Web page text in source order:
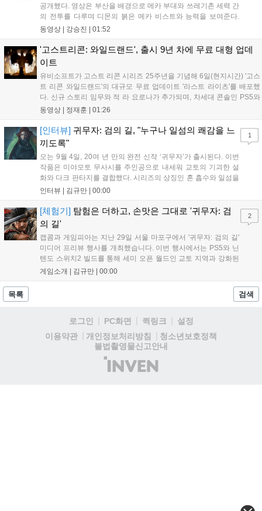
공개했다. 영상은 부산을 배경으로 메카 부대와 쓰레기촌 세력 간
의 전투를 다루며 디몬의 붉은 메카 비스트와 능력을 보여준다.
블리자드는 7일 게임플레이 영상 공개를 시작으로 10일 시즌4 트
시할 예정이다. 향후 메카 부대와 탈론의 대립이 본격화될 전망이
다....
동영상 | 강승진 01:52
'고스트리콘: 와일드랜드', 출시 9년 차에 무료 대형 업데
이트
유비소프트가 고스트 리콘 시리즈 25주년을 기념해 6일(현지시간) '고스
트 리콘 와일드랜드'의 대규모 무료 업데이트 '라스트 라이츠'를 배포했
다. 신규 스토리 임무와 적 라 요로나가 추가되며, 차세대 콘솔인 PS5와
Xbox Series X|S에서 4K 60FPS를 지원한다. 또한 편의성 개선과 함께
리를 제공한다....
동영상 | 정재훈 01:26
[인터뷰] 귀무자: 검의 길, "누구나 일섬의 쾌감을 느
끼도록"
오는 9월 4일, 20여 년 만의 완전 신작 ‘귀무자’가 출시된다. 이번
작품은 미야모토 무사시를 주인공으로 내세워 교토의 기괴한 설
화와 다크 판타지를 결합했다. 시리즈의 상징인 혼 흡수와 일섬을
계승하면서도, 현대적인 검극 액션과 '무너뜨리기 일섬'을 더해 전
택에 따른 사무라이 액션을 구현하고자 했으며, 실제 검술 전문가
의 모션 캡처를 통해 리얼리티를 극대화했다. 세계관을 새롭게 재
구성한 이번 신작은 기존 시리즈와 설정은 다르지만, 특유의 통쾌
한 손맛과 다크 판타지 분위기를 충실히 담아내어 시리즈 팬과 신
규 이용자 모두에게 새로운 재미를 선사할 예정이다....
인터뷰 | 김규만 00:00
1
[체험기] 탐험은 더하고, 손맛은 그대로 '귀무자: 검
의 길'
캡콤과 게임피아는 지난 29일 서울 마포구에서 '귀무자: 검의 길'
미디어 프리뷰 행사를 개최했습니다. 이번 행사에서는 PS5와 닌
텐도 스위치2 빌드를 통해 세미 오픈 월드인 교토 지역과 강화된
액션 시스템을 공개했습니다. 주인공 미야모토 무사시가 오니를
가 특징입니다. 정식 출시를 앞두고 탄탄한 게임성을 선보여 기대
게임소개 | 김규만 00:00
2
목록 검색
로그인 PC화면 퀵링크
설정
이용약관
개인정보처리방침
청소년보호정책
불법촬영물신고안내
(주)
인